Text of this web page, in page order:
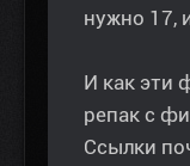
нужно 17,
И как эти
репак с
Ссылки